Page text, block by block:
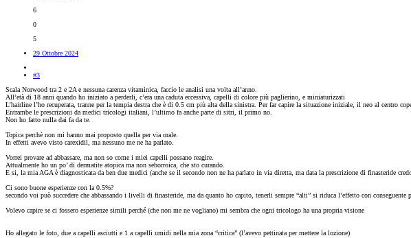
6
0
5
29 Ottobre 2024
#3
Scala Norwood tra 2 e 2A e nessuna carenza vitaminica, faccio le analisi una volta all’anno.
All’età di 18 anni quando ho iniziato a perderli, c’era una caduta eccessiva, capelli di colore più paglierino, e miniaturizzati
L’hairline l’ho recuperata, tranne per la tempia destra che è di 0.5 cm più alta della sinistra. Per far capire la situazione iniziale, il neo al centro
Entrambe le prescrizioni da medici tricologi italiani, l’ultimo fa anche parte di sitri, il primo no.
Non ho fatto nulla dai fa da te.
Topica perchè non mi hanno mai proposto quella per via orale.
In effetti avevo visto carexidil, ma nessuno me ne ha parlato.
Vorrei provare ad abbassare, ma non so come i miei capelli possano reagire.
Attualmente ho un po’ di dermatite atopica ma non seborroica, che sto curando.
E si, la mia AGA è diagnosticata da ben due medici (anche se il secondo non ne ha parlato in via diretta, ma data la prescrizione di finasteride
Ci sono buone esperienze con la 0.5%?
secondo voi può succedere che abbassando i livelli di finasteride, ma da quanto ho capito, tenerli sempre “alti” si riduca l’effetto con conseguente
Volevo capire se ci fossero esperienze simili perché (che non me ne vogliano) mi sembra che ogni tricologo ha una propria visione
Ho allegato le foto, due a capelli asciutti e 1 a capelli umidi nella mia zona “critica” (l’avevo pettinata per mettere la lozione)